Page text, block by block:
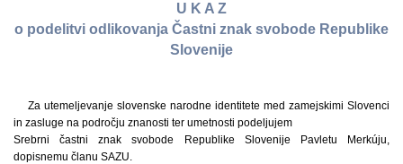
U K A Z
o podelitvi odlikovanja Častni znak svobode Republike
Slovenije
Za utemeljevanje slovenske narodne identitete med zamejskimi Slovenci
in zasluge na področju znanosti ter umetnosti podeljujem
Srebrni častni znak svobode Republike Slovenije Pavletu Merkúju,
dopisnemu članu SAZU.